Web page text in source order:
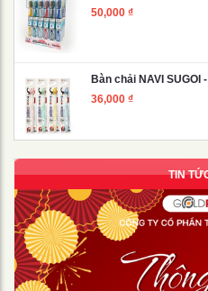
50,000 ₫
Bàn chải NAVI SUGOI
36,000 ₫
TIN